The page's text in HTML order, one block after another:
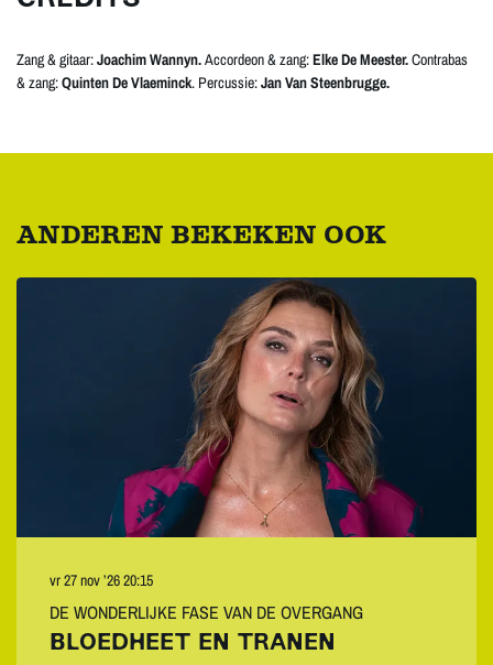
Zang & gitaar:Joachim Wannyn.Accordeon & zang:Elke De Meester.Contrabas
& zang:Quinten De Vlaeminck. Percussie:Jan Van Steenbrugge.
ANDEREN BEKEKEN OOK
BLOEDHEET EN TRANEN
DE WONDERLIJKE FASE VAN DE OVERGANG
vr 27 nov ’2620:15